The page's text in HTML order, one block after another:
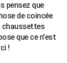
pensez que
de coincée
chaussettes
que ce n'est
!